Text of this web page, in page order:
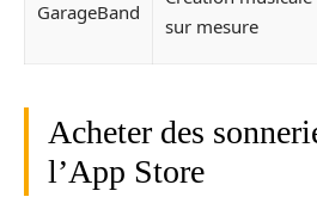
GarageBand
sur mesure
Acheter des
l’App Store